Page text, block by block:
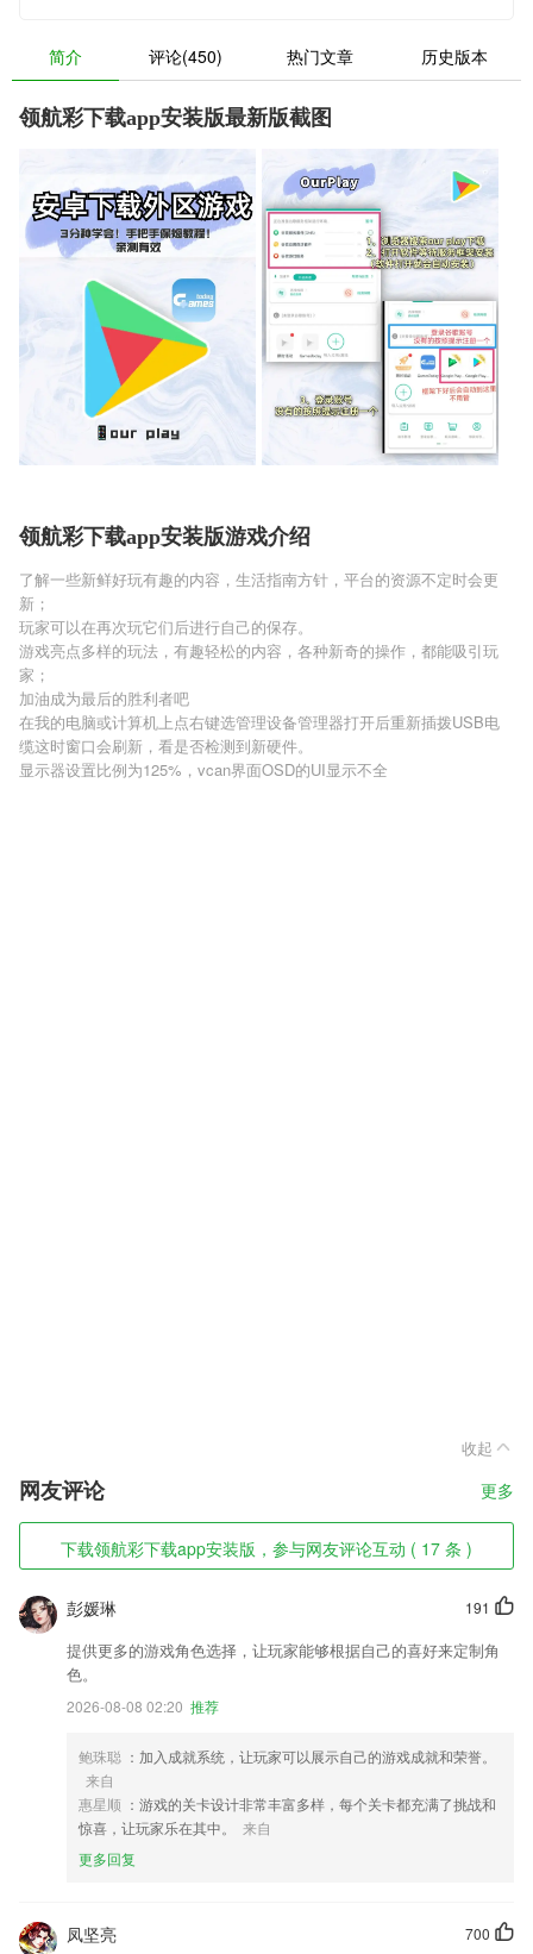
简介 评论(450) 热门文章 历史版本
领航彩下载app安装版最新版截图
领航彩下载app安装版游戏介绍
了解一些新鲜好玩有趣的内容，生活指南方针，平台的资源不定时会更
新；
玩家可以在再次玩它们后进行自己的保存。
游戏亮点多样的玩法，有趣轻松的内容，各种新奇的操作，都能吸引玩
家；
加油成为最后的胜利者吧
在我的电脑或计算机上点右键选管理设备管理器打开后重新插拨USB电
缆这时窗口会刷新，看是否检测到新硬件。
显示器设置比例为125%，vcan界面OSD的UI显示不全
收起
网友评论 更多
下载领航彩下载app安装版，参与网友评论互动 ( 17 条 )
191
彭媛琳
提供更多的游戏角色选择，让玩家能够根据自己的喜好来定制角
色。
2026-08-08 02:20 推荐
鲍珠聪 ：加入成就系统，让玩家可以展示自己的游戏成就和荣誉。
来自
惠星顺 ：游戏的关卡设计非常丰富多样，每个关卡都充满了挑战和
惊喜，让玩家乐在其中。
来自
更多回复
700
凤坚亮